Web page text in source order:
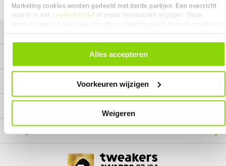
Marketing cookies worden gedeeld met derde partijen. Een overzicht
vind je in het cookiebeleid of onder Voorkeuren wijzigen. Deze
alle cookies. Je kunt je gegeven toestemming altijd intrekken, dit doe je
door in de footer van onze website te klikken op ‘Cookievoorkeuren’
Alles accepteren
Voorkeuren wijzigen
Weigeren